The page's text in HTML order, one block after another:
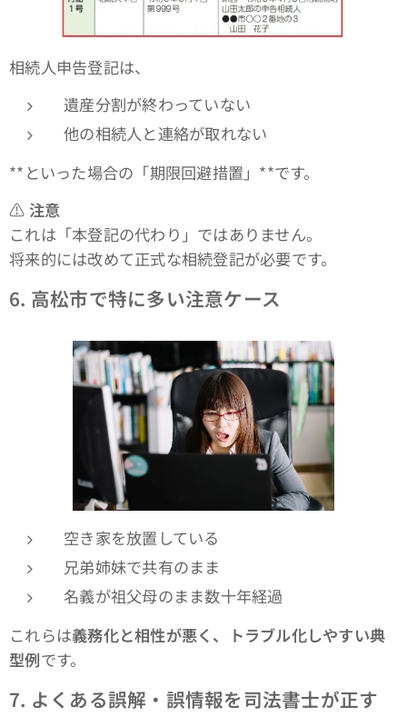
相続人申告登記は、
遺産分割が終わっていない
他の相続人と連絡が取れない
**といった場合の「期限回避措置」**です。
⚠ 注意
これは「本登記の代わり」ではありません。
将来的には改めて正式な相続登記が必要です。
6. 高松市で特に多い注意ケース
空き家を放置している
兄弟姉妹で共有のまま
名義が祖父母のまま数十年経過
これらは義務化と相性が悪く、トラブル化しやすい典
型例です。
7. よくある誤解・誤情報を司法書士が正す